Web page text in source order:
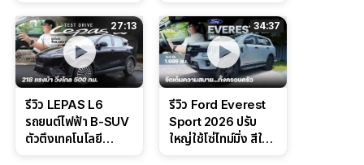
Performance แบบ
จัดเต็มในสนาม
CDC นุ่มหนึบเหนือ
ระดับ
27:13
รีวิว LEPAS L6
รถยนต์ไฟฟ้า B-SUV
ตัวตึงเทคโนโลยี
34:37
รีวิว Ford Everest
Sport 2026 ปรับ
ใหญ่ใช้โซ่ไทม์มิ่ง สีใหม่